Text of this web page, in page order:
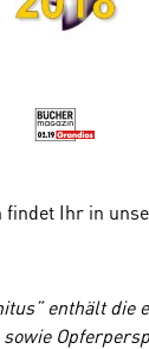
findet Ihr in
enthält